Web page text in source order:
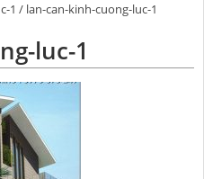
1 / lan-can-kinh-cuong-luc-1
luc-1